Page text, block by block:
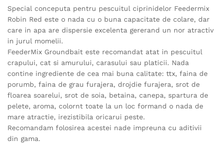
Special conceputa pentru pescuitul ciprinidelor Feedermix
Robin Red este o nada cu o buna capacitate de colare, dar
care in apa are dispersie excelenta gererand un nor atractiv
in jurul momelii.
FeederMix Groundbait este recomandat atat in pescuitul
crapului, cat si amurului, carasului sau platicii. Nada
contine ingrediente de cea mai buna calitate: ttx, faina de
porumb, faina de grau furajera, drojdie furajera, srot de
floarea soarelui, srot de soia, betaina, canepa, spartura de
pelete, aroma, colornt toate la un loc formand o nada de
mare atractie, irezistibila oricarui peste.
Recomandam folosirea acestei nade impreuna cu aditivii
din gama.